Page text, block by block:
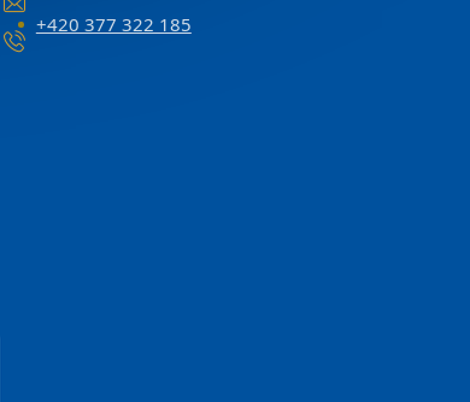
+420 377 322 185